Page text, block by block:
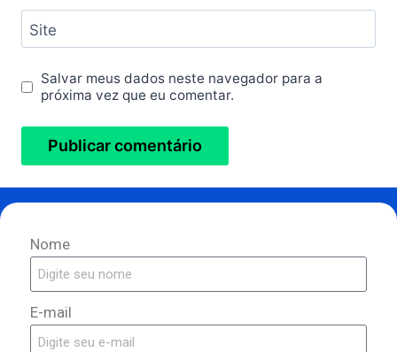
Site
Salvar meus dados neste navegador para a
próxima vez que eu comentar.
Nome
E-mail